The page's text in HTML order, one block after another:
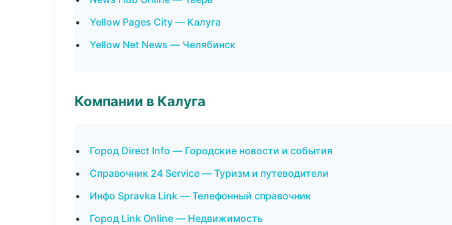
Yellow Pages City — Калуга
Yellow Net News — Челябинск
Компании в Калуга
Город Direct Info — Городские новости и события
Справочник 24 Service — Туризм и путеводители
Инфо Spravka Link — Телефонный справочник
Город Link Online — Недвижимость